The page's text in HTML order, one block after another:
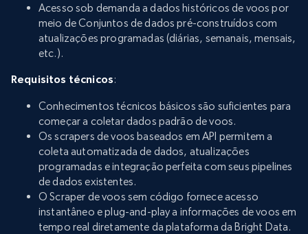
Acesso sob demanda a dados históricos de voos por
meio de Conjuntos de dados pré-construídos com
atualizações programadas (diárias, semanais, mensais,
etc.).
Requisitos técnicos:
Conhecimentos técnicos básicos são suficientes para
começar a coletar dados padrão de voos.
Os scrapers de voos baseados em API permitem a
coleta automatizada de dados, atualizações
programadas e integração perfeita com seus pipelines
de dados existentes.
O Scraper de voos sem código fornece acesso
instantâneo e plug-and-play a informações de voos em
tempo real diretamente da plataforma da Bright Data.